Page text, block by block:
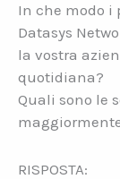
In che modo i
Datasys
la vostra
quotidiana?
Quali sono le
RISPOSTA: